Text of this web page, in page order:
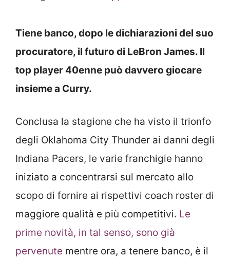
Tiene banco, dopo le dichiarazioni del suo
procuratore, il futuro di LeBron James. Il
top player 40enne può davvero giocare
insieme a Curry.
Conclusa la stagione che ha visto il trionfo
degli Oklahoma City Thunder ai danni degli
Indiana Pacers, le varie franchigie hanno
iniziato a concentrarsi sul mercato allo
scopo di fornire ai rispettivi coach roster di
maggiore qualità e più competitivi. Le
prime novità, in tal senso, sono già
pervenute mentre ora, a tenere banco, è il